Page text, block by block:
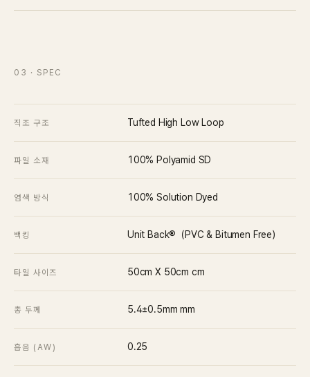
03 · SPEC
직조 구조 Tufted High Low Loop
파일 소재 100% Polyamid SD
염색 방식 100% Solution Dyed
백킹 Unit Back®（PVC & Bitumen Free）
타일 사이즈 50cm X 50cm cm
총 두께 5.4±0.5mm mm
흡음 (ΑW) 0.25